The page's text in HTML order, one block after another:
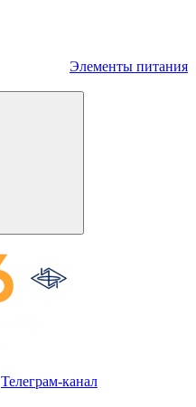
Элементы питания
Телеграм-канал